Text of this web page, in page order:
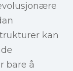
kan
bare å